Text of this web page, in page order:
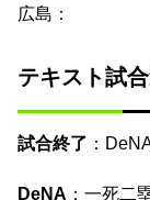
広島：
テキスト試
試合終了 ：
DeNA ：一死二